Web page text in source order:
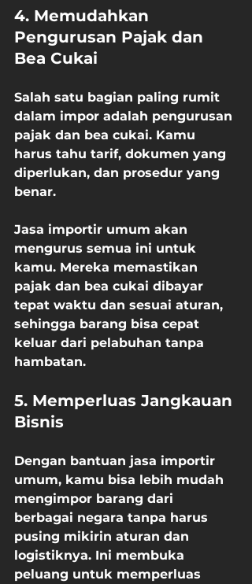
4. Memudahkan
Pengurusan Pajak dan
Bea Cukai
Salah satu bagian paling rumit
dalam impor adalah pengurusan
pajak dan bea cukai. Kamu
harus tahu tarif, dokumen yang
diperlukan, dan prosedur yang
benar.
Jasa importir umum akan
mengurus semua ini untuk
kamu. Mereka memastikan
pajak dan bea cukai dibayar
tepat waktu dan sesuai aturan,
sehingga barang bisa cepat
keluar dari pelabuhan tanpa
hambatan.
5. Memperluas Jangkauan
Bisnis
Dengan bantuan jasa importir
umum, kamu bisa lebih mudah
mengimpor barang dari
berbagai negara tanpa harus
pusing mikirin aturan dan
logistiknya. Ini membuka
peluang untuk memperluas